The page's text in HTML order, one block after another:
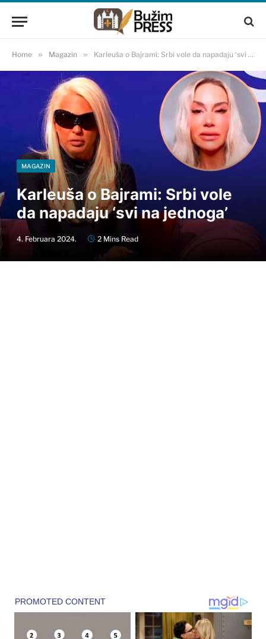
Home » Magazin » Karleuša o Bajrami: Srbi vole da napadaju ‘svi na jednoga’
MAGAZIN
Karleuša o Bajrami: Srbi vole
da napadaju ‘svi na jednoga’
4. Februara 2024. 2 Mins Read